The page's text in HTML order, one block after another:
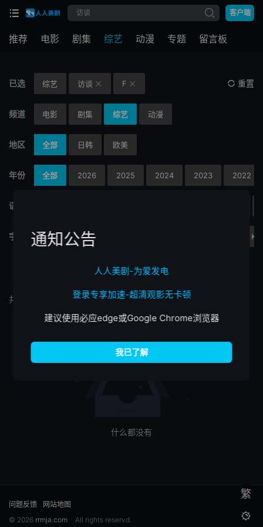
客户端
推荐 电影 剧集 综艺 动漫 专题 留言板
已选 综艺 访谈  F  重置
频道 电影 剧集 综艺 动漫
地区 全部 日韩 欧美
年份 全部 2026 2025 2024 2023 2022
语言
字母 B C D K
按最热
共
什么都没有
繁

问题反馈
网站地图
© 2026 rrmja.com All rights reservd.
通知公告
人人美剧-为爱发电
登录专享加速-超清观影无卡顿
建议使用必应edge或Google Chrome浏览器